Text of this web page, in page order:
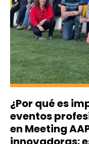
¿Por qué es
eventos
en Meeting